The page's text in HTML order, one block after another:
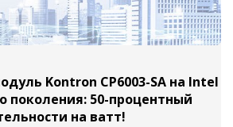
Kontron CP6003-SA на Intel
поколения: 50-процентный
на ватт!